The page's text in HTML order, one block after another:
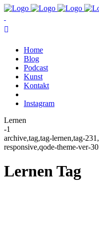
Home
Blog
Podcast
Kunst
Kontakt
Instagram
Lernen
-1
archive,tag,tag-lernen,tag-
responsive,qode-theme-ver-
Lernen Tag